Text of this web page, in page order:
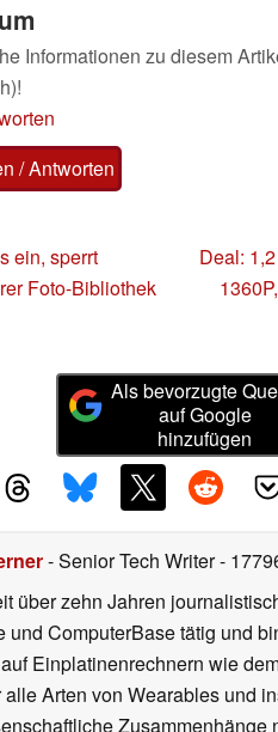
Informationen zu diesem
/ Antworten
ein, sperrt
Foto-Bibliothek
Deal:
Als bevorzugte
auf Google
hinzufügen
- Senior Tech Writer-
über zehn Jahren
und ComputerBase tätig und
Einplatinenrechnern wie
alle Arten von Wearables und